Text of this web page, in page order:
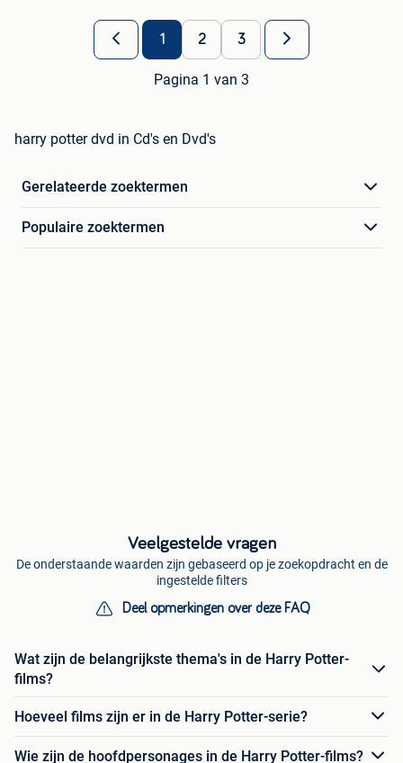
1 2 3
Pagina 1 van 3
harry potter dvd in Cd's en Dvd's
Gerelateerde zoektermen
Populaire zoektermen
Veelgestelde vragen
De onderstaande waarden zijn gebaseerd op je zoekopdracht en de
ingestelde filters
Deel opmerkingen over deze FAQ
Wat zijn de belangrijkste thema's in de Harry Potter-
films?
Hoeveel films zijn er in de Harry Potter-serie?
Wie zijn de hoofdpersonages in de Harry Potter-films?